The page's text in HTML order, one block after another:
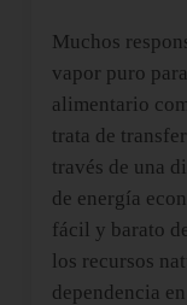
Muchos
vapor puro
alimentario
trata de
través de una
de energía
fácil y barato
los recursos
dependencia